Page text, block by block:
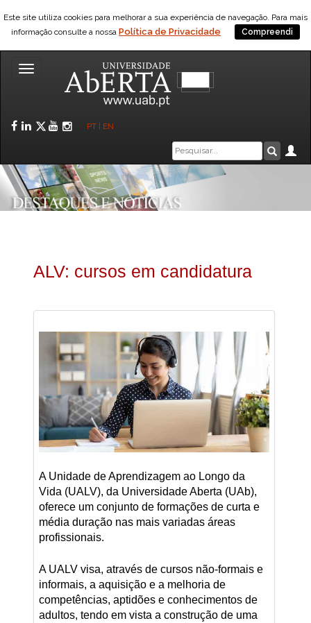
Este site utiliza cookies para melhorar a sua experiência de navegação. Para mais
informação consulte a nossa Política de Privacidade Compreendi
Toggle
Facebook
LinkedIn
Twitter
YouTube
Instagram
PT EN
Caixa
de
pesquisa
ALV: cursos em candidatura
A Unidade de Aprendizagem ao Longo da
Vida (UALV), da Universidade Aberta (UAb),
oferece um conjunto de formações de curta e
média duração nas mais variadas áreas
profissionais.
A UALV visa, através de cursos não-formais e
informais, a aquisição e a melhoria de
competências, aptidões e conhecimentos de
adultos, tendo em vista a construção de uma